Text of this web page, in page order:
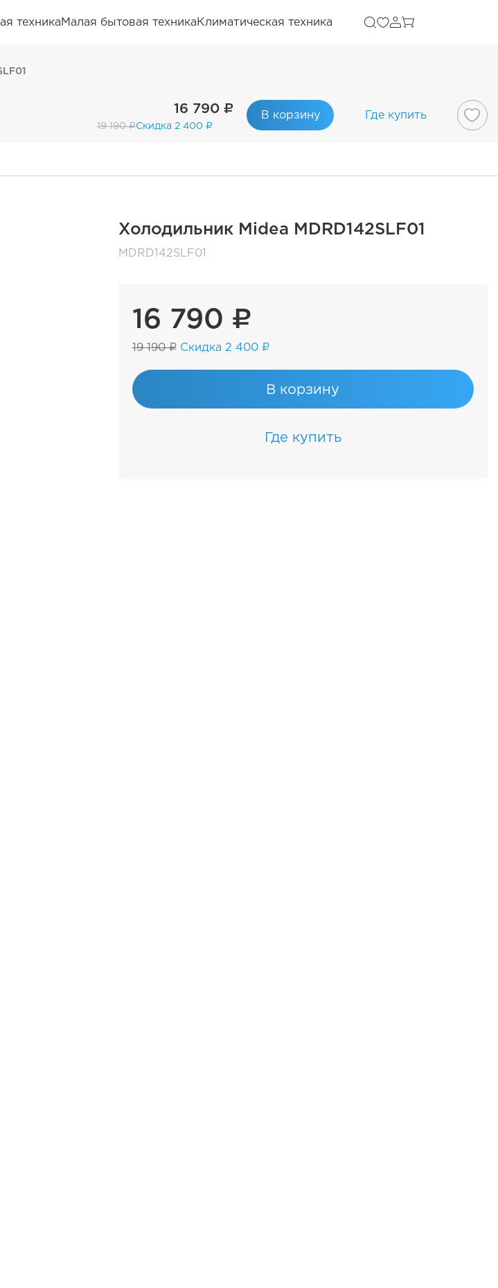
техникаМалая бытовая техникаКлиматическая техника
16 790 ₽
19 190 ₽Скидка 2 400 ₽
В корзину Где купить
Холодильник Midea MDRD142SLF01
MDRD142SLF01
16 790 ₽
19 190 ₽ Скидка 2 400 ₽
В корзину
Где купить